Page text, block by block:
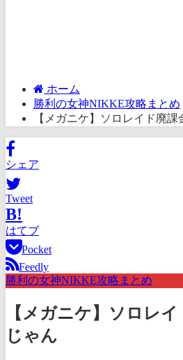
ホーム
勝利の女神NIKKE攻略まとめ
【メガニケ】ソロレイド廃課
シェア
Tweet
B!
はてブ
Pocket
Feedly
勝利の女神NIKKE攻略まとめ
【メガニケ】ソロレ
じゃん